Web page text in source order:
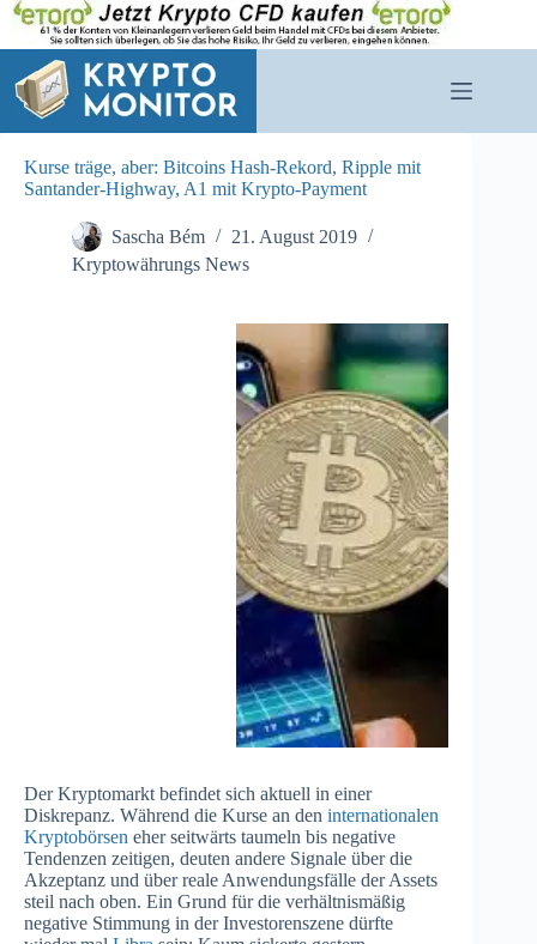
Zum
Inhalt
springen
Kurse träge, aber: Bitcoins Hash-Rekord, Ripple mit
Santander-Highway, A1 mit Krypto-Payment
Sascha Bém
21. August 2019
Kryptowährungs News
Der Kryptomarkt befindet sich aktuell in einer
Diskrepanz. Während die Kurse an den internationalen
Kryptobörsen eher seitwärts taumeln bis negative
Tendenzen zeitigen, deuten andere Signale über die
Akzeptanz und über reale Anwendungsfälle der Assets
steil nach oben. Ein Grund für die verhältnismäßig
negative Stimmung in der Investorenszene dürfte